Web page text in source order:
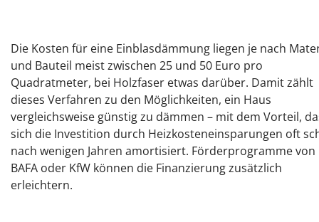
Die Kosten für eine Einblasdämmung liegen je nach
und Bauteil meist zwischen 25 und 50 Euro pro
Quadratmeter, bei Holzfaser etwas darüber. Damit zählt
dieses Verfahren zu den Möglichkeiten, ein Haus
vergleichsweise günstig zu dämmen – mit dem Vorteil,
sich die Investition durch Heizkosteneinsparungen oft
nach wenigen Jahren amortisiert. Förderprogramme von
BAFA oder KfW können die Finanzierung zusätzlich
erleichtern.